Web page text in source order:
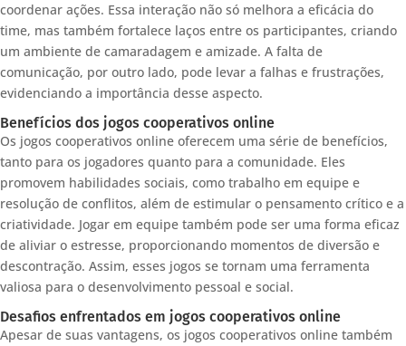
coordenar ações. Essa interação não só melhora a eficácia do
time, mas também fortalece laços entre os participantes, criando
um ambiente de camaradagem e amizade. A falta de
comunicação, por outro lado, pode levar a falhas e frustrações,
evidenciando a importância desse aspecto.
Benefícios dos jogos cooperativos online
Os jogos cooperativos online oferecem uma série de benefícios,
tanto para os jogadores quanto para a comunidade. Eles
promovem habilidades sociais, como trabalho em equipe e
resolução de conflitos, além de estimular o pensamento crítico e a
criatividade. Jogar em equipe também pode ser uma forma eficaz
de aliviar o estresse, proporcionando momentos de diversão e
descontração. Assim, esses jogos se tornam uma ferramenta
valiosa para o desenvolvimento pessoal e social.
Desafios enfrentados em jogos cooperativos online
Apesar de suas vantagens, os jogos cooperativos online também